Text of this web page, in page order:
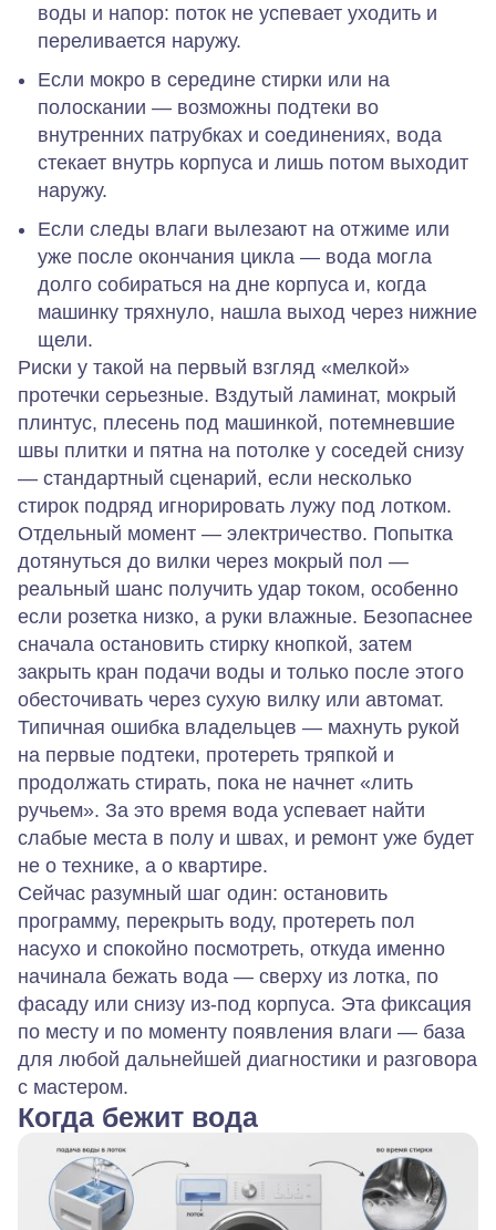
воды и напор: поток не успевает уходить и
переливается наружу.
Если мокро в середине стирки или на
полоскании — возможны подтеки во
внутренних патрубках и соединениях, вода
стекает внутрь корпуса и лишь потом выходит
наружу.
Если следы влаги вылезают на отжиме или
уже после окончания цикла — вода могла
долго собираться на дне корпуса и, когда
машинку тряхнуло, нашла выход через нижние
щели.
Риски у такой на первый взгляд «мелкой»
протечки серьезные. Вздутый ламинат, мокрый
плинтус, плесень под машинкой, потемневшие
швы плитки и пятна на потолке у соседей снизу
— стандартный сценарий, если несколько
стирок подряд игнорировать лужу под лотком.
Отдельный момент — электричество. Попытка
дотянуться до вилки через мокрый пол —
реальный шанс получить удар током, особенно
если розетка низко, а руки влажные. Безопаснее
сначала остановить стирку кнопкой, затем
закрыть кран подачи воды и только после этого
обесточивать через сухую вилку или автомат.
Типичная ошибка владельцев — махнуть рукой
на первые подтеки, протереть тряпкой и
продолжать стирать, пока не начнет «лить
ручьем». За это время вода успевает найти
слабые места в полу и швах, и ремонт уже будет
не о технике, а о квартире.
Сейчас разумный шаг один: остановить
программу, перекрыть воду, протереть пол
насухо и спокойно посмотреть, откуда именно
начинала бежать вода — сверху из лотка, по
фасаду или снизу из‑под корпуса. Эта фиксация
по месту и по моменту появления влаги — база
для любой дальнейшей диагностики и разговора
с мастером.
Когда бежит вода